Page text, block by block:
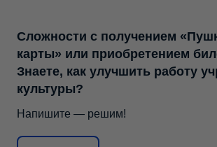
Сложности с получением
карты» или приобретением
Знаете, как улучшить работу
культуры?
Напишите — решим!